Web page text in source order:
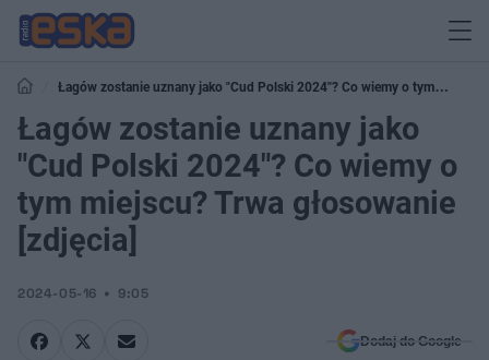
Łagów zostanie uznany jako "Cud Polski 2024"? Co wiemy o tym
miejscu? Trwa głosowanie [zdjęcia]
Łagów zostanie uznany jako
"Cud Polski 2024"? Co wiemy o
tym miejscu? Trwa głosowanie
[zdjęcia]
2024-05-16 9:05
Dodaj do Google